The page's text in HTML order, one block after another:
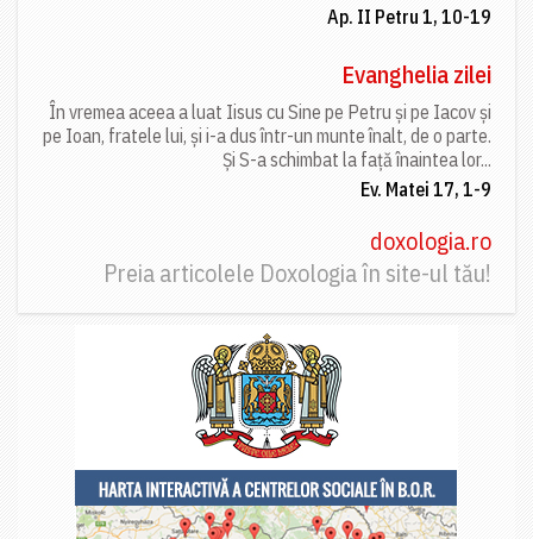
Ap. II Petru 1, 10-19
Evanghelia zilei
În vremea aceea a luat Iisus cu Sine pe Petru și pe Iacov și
pe Ioan, fratele lui, și i-a dus într-un munte înalt, de o parte.
Și S-a schimbat la față înaintea lor...
Ev. Matei 17, 1-9
doxologia.ro
Preia articolele Doxologia în site-ul tău!